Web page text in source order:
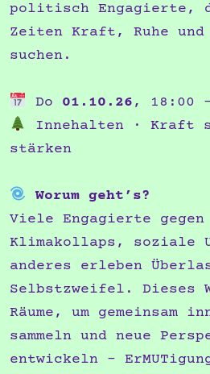
politisch Engagierte,
Zeiten Kraft, Ruhe und
suchen.
Do 01.10.26 , 18:00
Innehalten · Kraft
stärken
Worum geht’s?
Viele Engagierte gegen
Klimakollaps, soziale
anderes erleben
Selbstzweifel. Dieses
Räume, um gemeinsam
sammeln und neue
entwickeln –